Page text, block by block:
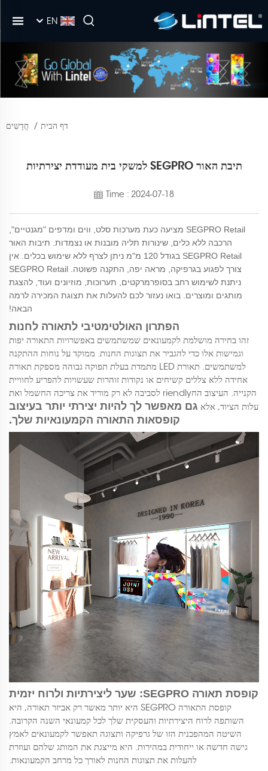
EN
דף הבית / חֲדָשִים
תיבת האור SEGPRO למשקי בית מעודדת יצירתיות
Time : 2024-07-18
SEGPRO Retail מציעה כעת מערכות סלט, ווים ומדפים "מגנטיים",
הרכבה ללא כלים, שינורות תליה מובנות או נצמדות. תיבות האור
SEGPRO Retail בגודל 120 מ"מ ניתן לצרף ללא שימוש בכלים. אין
צורך לפגוע בגרפיקה, מראה יפה, התקנה פשוטה. SEGPRO Retail
ניתנת לשימוש רחב בסופרמרקטים, תערוכות, מוזיונים ועוד, להצגת
מותגים ומוצרים. בואו נעזור לכם להעלות את תצוגת המכירה לרמה
הבאה!
הפתרון האולטימטיבי לתאורה לחנות
זהו בחירה מושלמת לקמעונאים שמשתמשים באפשרויות התאורה יפות
וגמישות אלו כדי להגביר את תצוגות החנות. ממוקד על נוחות ההתקנה
למשתמשים. תאורת LED מתמדת בעלת תפוקה גבוהה מספקת תאורה
אחידה ללא צללים קשיחים או נקודות זוהרות שעשויות להפריע לחוויית
הקנייה. העיצוב החriendly לסביבה לא רק מוריד את צריכה החשמל ואת
עלות הציוד, אלא גם מאפשר לך להיות יצירתי יותר בעיצוב
קופסאות התאורה הקמעונאיות שלך.
קופסת תאורה SEGPRO: שער ליצירתיות ולרוח יזמית
קופסת התאורה SEGPRO היא יותר מאשר רק אביזר תאורה, היא
השותפה לרוח היצירתיות והעסקית שלך לכל קמעונאי השנה הקרובה.
השיטה המהפכנית הזו של גרפיקה ותצוגה תאפשר לקמעונאים לאמץ
גישה חדשה או ייחודית במהירות. היא מייצגת את המותג שלהם ועוזרת
להעלות את תצוגות החנות לאורך כל מרחב הקמעונאות.